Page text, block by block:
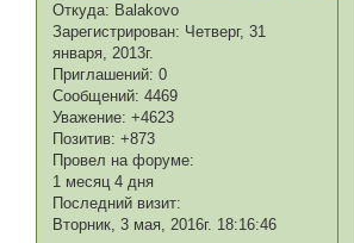
Откуда: Balakovo
Зарегистрирован: Четверг, 31
января, 2013г.
Приглашений: 0
Сообщений: 4469
Уважение: +4623
Позитив: +873
Провел на форуме:
1 месяц 4 дня
Последний визит:
Вторник, 3 мая, 2016г. 18:16:46